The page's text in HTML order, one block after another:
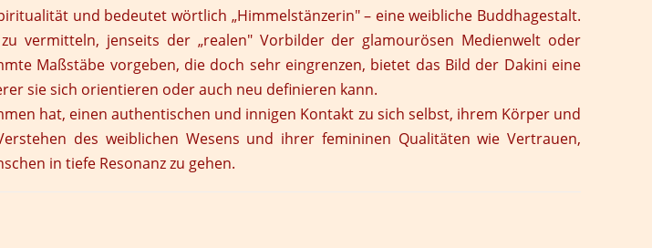
und bedeutet wörtlich „Himmelstänzerin" – eine weibliche Buddhagestalt.
vermitteln, jenseits der „realen" Vorbilder der glamourösen Medienwelt oder
Maßstäbe vorgeben, die doch sehr eingrenzen, bietet das Bild der Dakini eine
sie sich orientieren oder auch neu definieren kann.
hat, einen authentischen und innigen Kontakt zu sich selbst, ihrem Körper und
des weiblichen Wesens und ihrer femininen Qualitäten wie Vertrauen,
in tiefe Resonanz zu gehen.